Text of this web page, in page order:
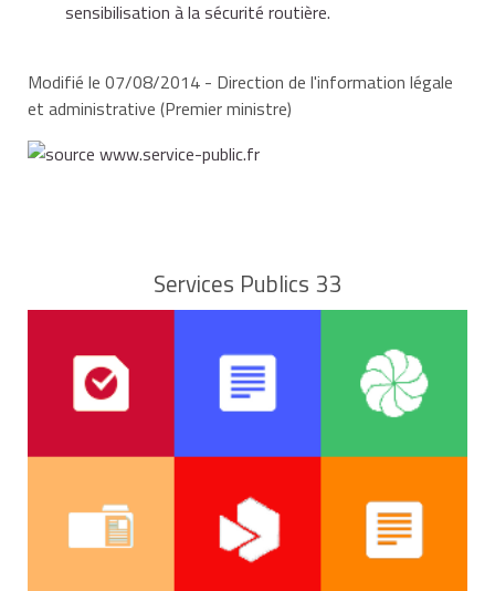
copie de la lettre 48 N,
original de l'avis de contravention à se faire
preuve du paiement de l'amende.
le fait de ne pas se soumettre à cette obligation de
sensibilisation à la sécurité routière.
Modifié le 07/08/2014 - Direction de l'information légale
et administrative (Premier ministre)
Services Publics 33